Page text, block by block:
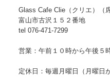
Glass Cafe Clie（クリエ）（
富山市古沢１５２番地
tel 076-471-7299
営業：午前１０時から午後５
定休日：毎週月曜日（月曜日